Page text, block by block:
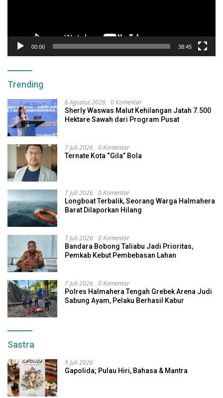
00:00 38:45
Trending
6 Agustus 2026 0 Komentar
Sherly Waswas Malut Kehilangan Jatah 7.500
Hektare Sawah dari Program Pusat
7 Juli 2026 0 Komentar
Ternate Kota “Gila” Bola
7 Juli 2026 0 Komentar
Longboat Terbalik, Seorang Warga Halmahera
Barat Dilaporkan Hilang
7 Juli 2026 0 Komentar
Bandara Bobong Taliabu Jadi Prioritas,
Pemkab Kebut Pembebasan Lahan
7 Juli 2026 0 Komentar
Polres Halmahera Tengah Grebek Arena Judi
Sabung Ayam, Pelaku Berhasil Kabur
Sastra
9 Juli 2026
Gapolida; Pulau Hiri, Bahasa & Mantra